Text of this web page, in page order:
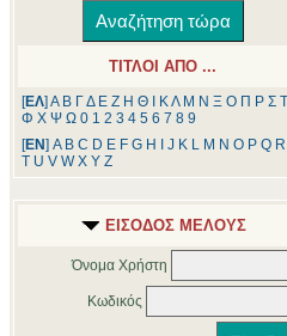
ΤΙΤΛΟΙ ΑΠΟ ...
[ΕΛ] Α Β ΓΔ Ε Ζ Η Θ ΚΛ Μ Ν Ξ Ο Π Ρ Σ Τ
Φ Χ Ψ Ω 0 1 2 3 4 5 6 7 8 9
[ΕΝ] A B C D E F G H J K L M N O P Q R
T U V W X Y Z
ΕΙΣΟΔΟΣ ΜΕΛΟΥΣ
Όνομα Χρήστη
Κωδικός